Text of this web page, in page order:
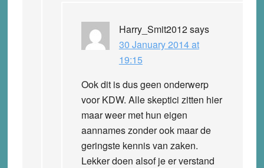
Harry_Smit2012says
30 January 2014 at
19:15
Ook dit is dus geen onderwerp
voor KDW. Alle skeptici zitten hier
maar weer met hun eigen
aannames zonder ook maar de
geringste kennis van zaken.
Lekker doen alsof je er verstand